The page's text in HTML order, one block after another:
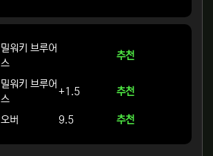
밀워키 브루어
스
추천
밀워키 브루어
스
+1.5 추천
오버 9.5 추천